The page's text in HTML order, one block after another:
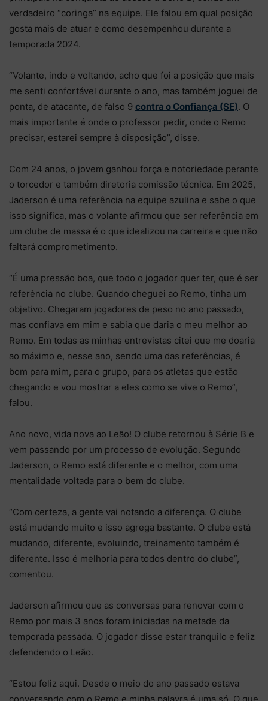
verdadeiro “coringa” na equipe. Ele falou em qual posição
gosta mais de atuar e como desempenhou durante a
temporada 2024.
“Volante, indo e voltando, acho que foi a posição que mais
me senti confortável durante o ano, mas também joguei de
ponta, de atacante, de falso 9 contra o Confiança (SE). O
mais importante é onde o professor pedir, onde o Remo
precisar, estarei sempre à disposição”, disse.
Com 24 anos, o jovem ganhou força e notoriedade perante
o torcedor e também diretoria comissão técnica. Em 2025,
Jaderson é uma referência na equipe azulina e sabe o que
isso significa, mas o volante afirmou que ser referência em
um clube de massa é o que idealizou na carreira e que não
faltará comprometimento.
“É uma pressão boa, que todo o jogador quer ter, que é ser
referência no clube. Quando cheguei ao Remo, tinha um
objetivo. Chegaram jogadores de peso no ano passado,
mas confiava em mim e sabia que daria o meu melhor ao
Remo. Em todas as minhas entrevistas citei que me doaria
ao máximo e, nesse ano, sendo uma das referências, é
bom para mim, para o grupo, para os atletas que estão
chegando e vou mostrar a eles como se vive o Remo”,
falou.
Ano novo, vida nova ao Leão! O clube retornou à Série B e
vem passando por um processo de evolução. Segundo
Jaderson, o Remo está diferente e o melhor, com uma
mentalidade voltada para o bem do clube.
“Com certeza, a gente vai notando a diferença. O clube
está mudando muito e isso agrega bastante. O clube está
mudando, diferente, evoluindo, treinamento também é
diferente. Isso é melhoria para todos dentro do clube”,
comentou.
Jaderson afirmou que as conversas para renovar com o
Remo por mais 3 anos foram iniciadas na metade da
temporada passada. O jogador disse estar tranquilo e feliz
defendendo o Leão.
“Estou feliz aqui. Desde o meio do ano passado estava